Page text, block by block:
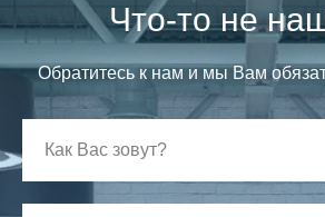
Что-то не
Обратитесь к нам и мы Вам